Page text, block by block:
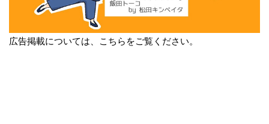
広告掲載については、こちらをご覧ください。